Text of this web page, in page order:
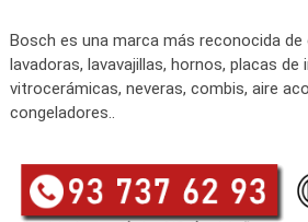
Bosch es una marca más reconocida
lavadoras, lavavajillas, hornos, placas de
vitrocerámicas, neveras, combis, aire
congeladores..